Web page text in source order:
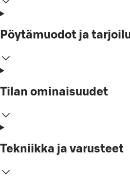
Pöytämuodot ja
Tilan ominaisuudet
Tekniikka ja varusteet